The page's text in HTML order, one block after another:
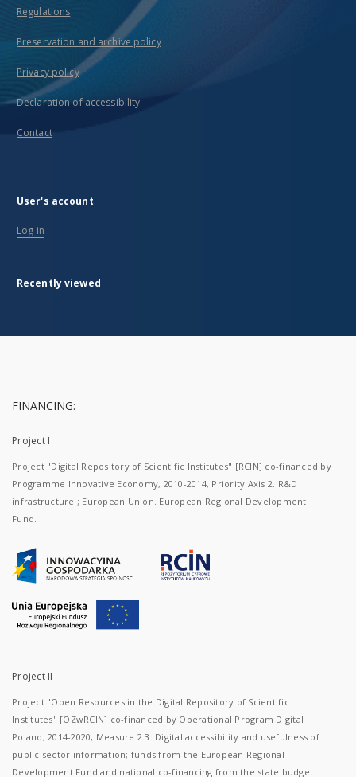
Regulations
Preservation and archive policy
Privacy policy
Declaration of accessibility
Contact
User's account
Log in
Recently viewed
FINANCING:
Project I
Project "Digital Repository of Scientific Institutes" [RCIN] co-financed by
Programme Innovative Economy, 2010-2014, Priority Axis 2. R&D
infrastructure ; European Union. European Regional Development
Fund.
Project II
Project "Open Resources in the Digital Repository of Scientific
Institutes" [OZwRCIN] co-financed by Operational Program Digital
Poland, 2014-2020, Measure 2.3: Digital accessibility and usefulness of
public sector information; funds from the European Regional
Development Fund and national co-financing from the state budget.